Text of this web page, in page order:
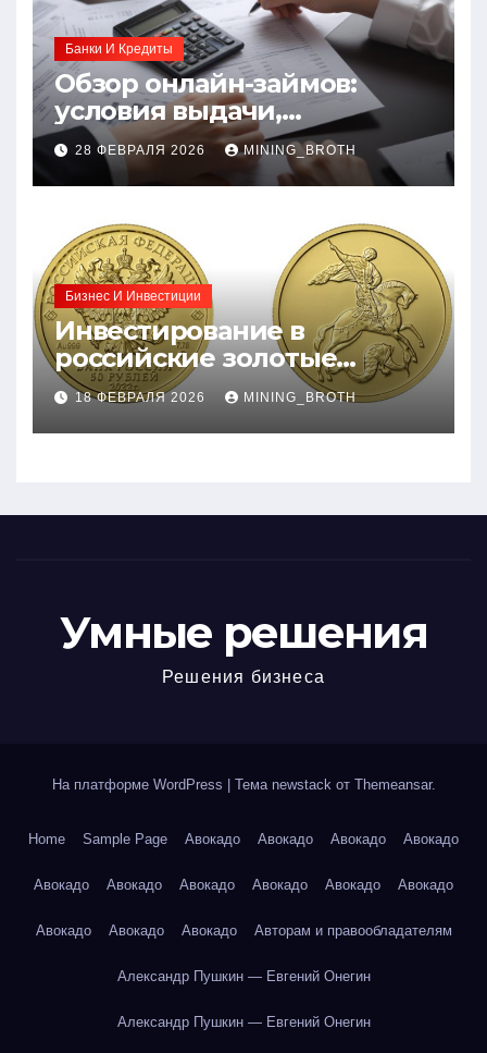
Банки И Кредиты
Обзор онлайн-займов:
условия выдачи,
процентные ставки и
требования к заемщикам
28 ФЕВРАЛЯ 2026 MINING_BROTH
Бизнес И Инвестиции
Инвестирование в
российские золотые
монеты: подробное
руководство
18 ФЕВРАЛЯ 2026 MINING_BROTH
Умные решения
Решения бизнеса
На платформе WordPress Тема newstack от Themeansar.
Home Sample Page Авокадо Авокадо Авокадо Авокадо
Авокадо Авокадо Авокадо Авокадо Авокадо Авокадо
Авокадо Авокадо Авокадо Авторам и правообладателям
Александр Пушкин — Евгений Онегин
Александр Пушкин — Евгений Онегин